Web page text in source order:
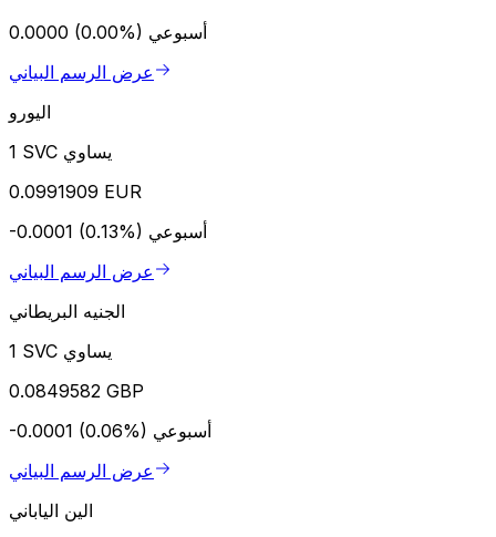
0.0000 (0.00%) أسبوعي
عرض الرسم البياني
اليورو
1 SVC يساوي
0.0991909 EUR
-0.0001 (0.13%) أسبوعي
عرض الرسم البياني
الجنيه البريطاني
1 SVC يساوي
0.0849582 GBP
-0.0001 (0.06%) أسبوعي
عرض الرسم البياني
الين الياباني